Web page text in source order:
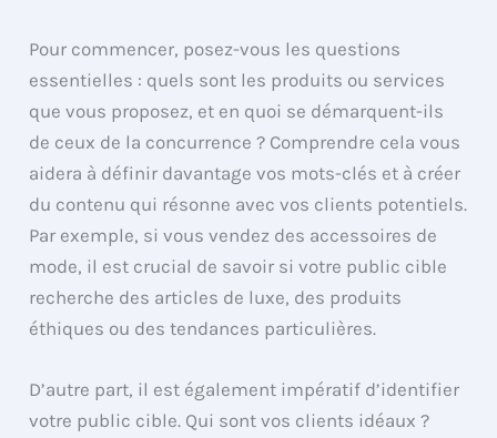
Pour commencer, posez-vous les questions
essentielles : quels sont les produits ou services
que vous proposez, et en quoi se démarquent-ils
de ceux de la concurrence ? Comprendre cela vous
aidera à définir davantage vos mots-clés et à créer
du contenu qui résonne avec vos clients potentiels.
Par exemple, si vous vendez des accessoires de
mode, il est crucial de savoir si votre public cible
recherche des articles de luxe, des produits
éthiques ou des tendances particulières.
D’autre part, il est également impératif d’identifier
votre public cible. Qui sont vos clients idéaux ?